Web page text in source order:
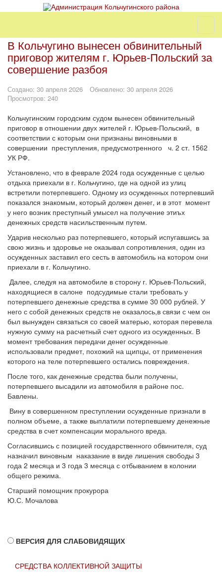
В Кольчугино вынесен обвинительный
приговор жителям г. Юрьев-Польский за
совершение разбоя
Создано: 30 апреля 2026
Обновлено: 30 апреля 2026
Просмотров: 240
Кольчугинским городским судом вынесен обвинительный
приговор в отношении двух жителей г. Юрьев-Польский, в
соответствии с которым они признаны виновными в
совершении преступления, предусмотренного ч. 2 ст. 1562
УК РФ.
Установлено, что в феврале 2024 года осужденные с целью
отдыха приехали в г. Кольчугино, где на одной из улиц
встретили потерпевшего. Одному из осужденных потерпевший
показался знакомым, который должен денег, и в этот момент
у него возник преступный умысел на получение этиъх
денежных средств насильственным путем.
Ударив несколько раз потерпевшего, который испугавшись за
свою жизнь и здоровье не оказывал сопротивления, один из
осужденных заставил его сесть в автомобиль на котором они
приехали в г. Кольчугино.
Далее, следуя на автомобиле в сторону г. Юрьев-Польский,
находящиеся в салоне подсудимые стали требовать у
потерпевшего денежные средства в сумме 30 000 рублей. У
него с собой денежных средств не оказалось,в связи с чем он
был вынужден связаться со своей матерью, которая перевела
нужную сумму на расчетный счет одного из осужденных. В
момент требования передачи денег осужденные
использовали предмет, похожий на щипцы, от применения
которого на теле потерпевшего остались повреждения.
После того, как денежные средства были получены,
потерпевшего высадили из автомобиля в районе пос.
Бавлены.
Вину в совершенном преступлении осужденные признали в
полном объеме, а также выплатили потерпевшему денежные
средства в счет компенсации морального вреда.
Согласившись с позицией государственного обвинителя, суд
назначил виновным наказание в виде лишения свободы 3
года 2 месяца и 3 года 3 месяца с отбыванием в колонии
общего режима.
Старший помощник прокурора
Ю.С. Мочалова
ВЕРСИЯ ДЛЯ СЛАБОВИДЯЩИХ
СРЕДСТВА КОЛЛЕКТИВНОЙ ЗАЩИТЫ